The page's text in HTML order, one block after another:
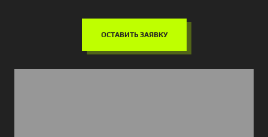
ОСТАВИТЬ ЗАЯВКУ